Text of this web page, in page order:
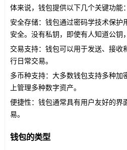
体来说，钱包提供以下几个关键功能：
安全存储：钱包通过密码学技术保护
安全。没有私钥，即使有人知道公钥
交易支持：钱包可以用于发送、接收
行日常交易。
多币种支持：大多数钱包支持多种加
上管理多种数字资产。
便捷性：钱包通常具有用户友好的界
易。
钱包的类型